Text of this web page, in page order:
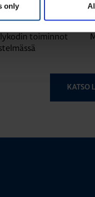
only
toiminnot
|
KATSO